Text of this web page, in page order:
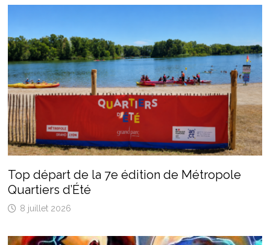
Top départ de la 7e édition de Métropole
Quartiers d’Été
8 juillet 2026